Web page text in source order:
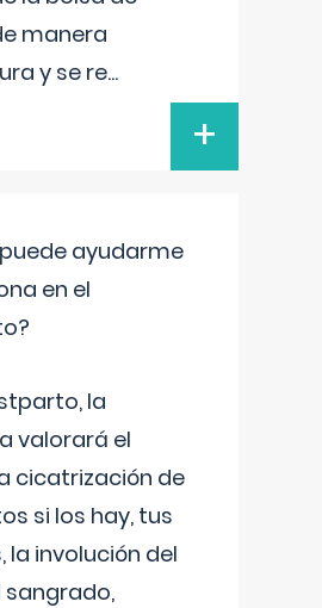
manera
y se re...
+
ayudarme
en el
la
valorará el
cicatrización de
si los hay, tus
la involución del
sangrado,